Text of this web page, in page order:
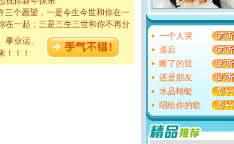
个愿望，一是今生今世和你在一
在一起；三是三生三世和你不再分
乐
去那一刻，你在我身后无助地哭
多么爱你。我转身抱住你：这猪不
年快乐。
事业运、
！！！
一个人哭
退后
断了的弦
还是朋友
水晶蜻蜓
唱给你的歌